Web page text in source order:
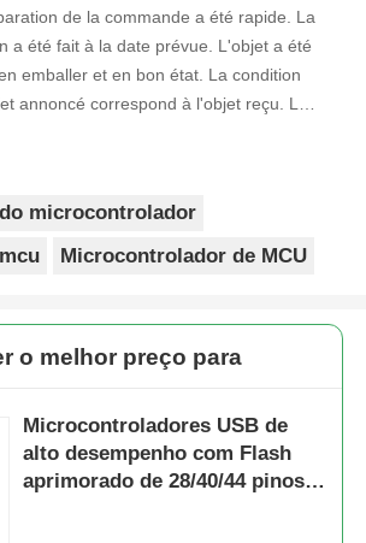
de la commande a été rapide. La
a été fait à la date prévue. L'objet a été
emballer et en bon état. La condition
annoncé correspond à l'objet reçu. Le
microcontrolador
Microcontrolador de MCU
o melhor preço para
Microcontroladores USB de
alto desempenho com Flash
aprimorado de 28/40/44 pinos